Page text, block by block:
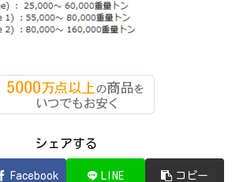
シェアする
Facebook LINE コピー